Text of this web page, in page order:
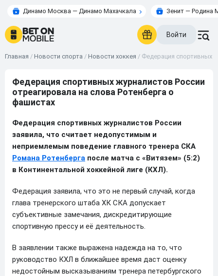
Динамо Москва — Динамо Махачкала Зенит — Родина
Войти
Главная / Новости спорта / Новости хоккея / Федерация спортивных
Федерация спортивных журналистов России
отреагировала на слова Ротенберга о
фашистах
Федерация спортивных журналистов России
заявила, что считает недопустимым и
неприемлемым поведение главного тренера СКА
Романа Ротенберга после матча с «Витязем» (5:2)
в Континентальной хоккейной лиге (КХЛ).
Федерация заявила, что это не первый случай, когда
глава тренерского штаба ХК СКА допускает
субъективные замечания, дискредитирующие
спортивную прессу и её деятельность.
В заявлении также выражена надежда на то, что
руководство КХЛ в ближайшее время даст оценку
недостойным высказываниям тренера петербургского